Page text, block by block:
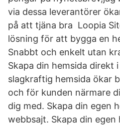
via dessa leverantörer
på att tjäna bra Loopia
lösning för att bygga en
Snabbt och enkelt utan
Skapa din hemsida direkt
slagkraftig hemsida ökar
och för kunden närmare
dig med. Skapa din egen
webbsajt. Skapa din egen